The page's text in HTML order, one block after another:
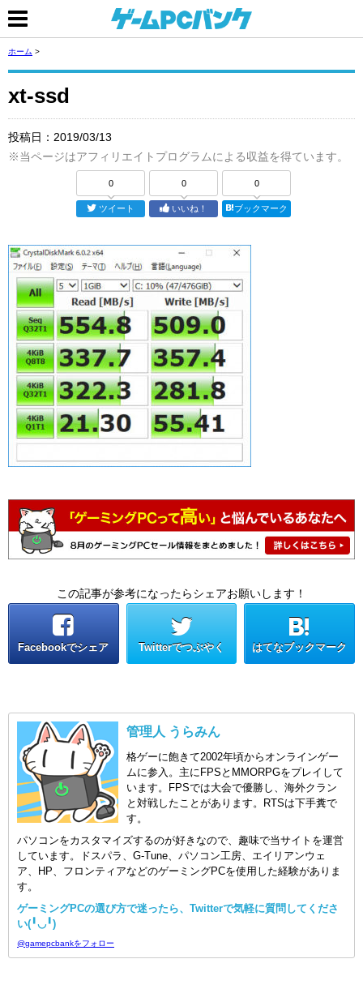
ホーム >
xt-ssd
投稿日： 2019/03/13
※当ページはアフィリエイトプログラムによる収益を得ています。
0
ツイート
0
いいね！
0
ブックマーク
この記事が参考になったらシェアお願いします！
Facebookでシェア Twitterでつぶやく はてなブックマーク
管理人 うらみん
格ゲーに飽きて2002年頃からオンラインゲー
ムに参入。主にFPSとMMORPGをプレイして
います。FPSでは大会で優勝し、海外クラン
と対戦したことがあります。RTSは下手糞で
す。
パソコンをカスタマイズするのが好きなので、趣味で当サイトを運営
しています。ドスパラ、G-Tune、パソコン工房、エイリアンウェ
ア、HP、フロンティアなどのゲーミングPCを使用した経験がありま
す。
ゲーミングPCの選び方で迷ったら、Twitterで気軽に質問してくださ
い(╹◡╹)
@gamepcbankをフォロー